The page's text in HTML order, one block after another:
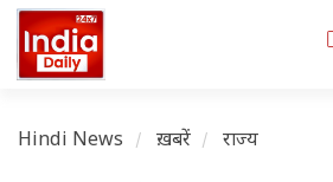
Hindi News ख़बरें राज्य